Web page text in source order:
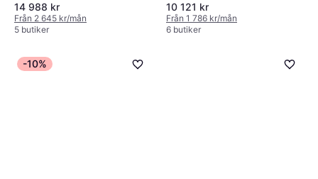
14 988 kr
Från 2 645 kr/mån
5 butiker
10 121 kr
Från 1 786 kr/mån
6 butiker
-10%